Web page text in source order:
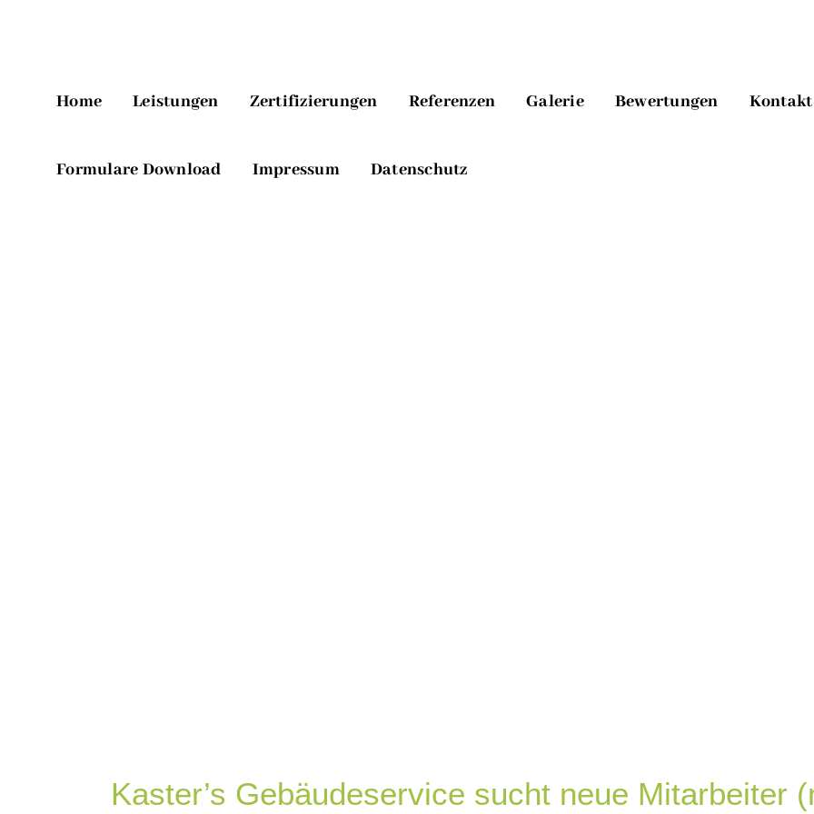
Home Leistungen Zertifizierungen Referenzen Galerie Bewertungen Kontakt
Formulare Download Impressum Datenschutz
Kaster’s Gebäudeservice sucht neue Mitarbeiter